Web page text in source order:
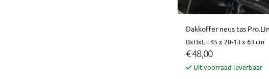
Dakkoffer neus tas
BxHxL= 45 x 28-13 x 63 cm
€ 48,00
Uit voorraad leverbaar